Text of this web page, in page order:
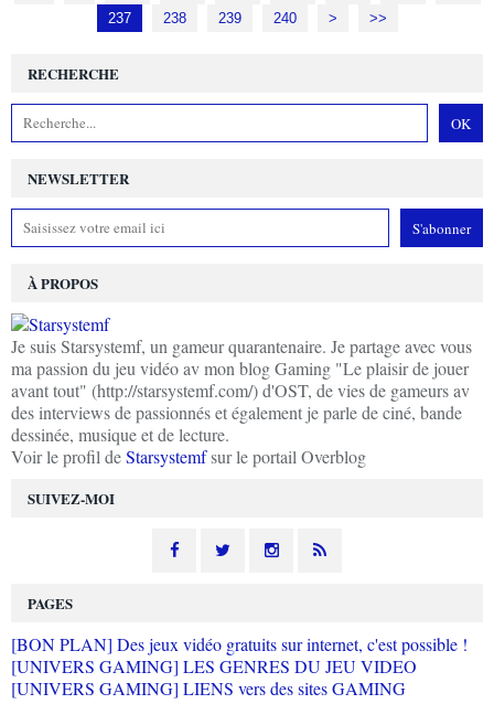
237
238 239 240 250
> >>
NEWSLETTER
SUIVEZ-MOI
RECHERCHE
À PROPOS
Je suis Starsystemf, un gameur quarantenaire. Je partage avec vous
ma passion du jeu vidéo av mon blog Gaming "Le plaisir de jouer
avant tout" (http://starsystemf.com/) d'OST, de vies de gameurs av
des interviews de passionnés et également je parle de ciné, bande
dessinée, musique et de lecture.
Voir le profil deStarsystemfsur le portail Overblog
PAGES
[BON PLAN] Des jeux vidéo gratuits sur internet, c'est possible !
[UNIVERS GAMING] LES GENRES DU JEU VIDEO
[UNIVERS GAMING] LIENS vers des sites GAMING